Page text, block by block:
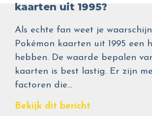
kaarten uit 1995?
Als echte fan weet je
Pokémon kaarten uit 1995 een
hebben. De waarde bepalen
kaarten is best lastig. Er zijn
factoren die…
Bekijk dit bericht